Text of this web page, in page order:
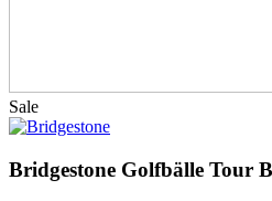
Sale
Bridgestone Golfbälle Tour